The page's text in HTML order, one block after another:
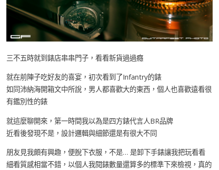
三不五時就到錶店串串門子，看看新貨過過癮
就在前陣子吃好友的喜宴，初次看到了Infantry的錶
如同沛納海開箱文中所說，男人都喜歡大的東西，個人也喜歡遠看很
有鑑別性的錶
就這麼聊開來，第一時間我以為是四方錶代言人BR品牌
近看後發現不是，設計邏輯與細節還是有很大不同
朋友見我頗有興趣，便脫下衣服，不是… 是卸下手錶讓我把玩看看
細看質感相當不錯，以個人我閱錶數量還算多的標準下來檢視，真的